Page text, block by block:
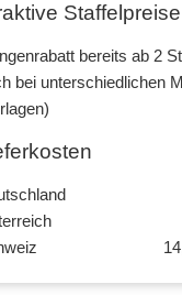
Staffelpreise
bereits ab 2
bei unterschiedlichen